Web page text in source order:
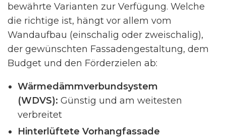
bewährte Varianten zur Verfügung. Welche
die richtige ist, hängt vor allem vom
Wandaufbau (einschalig oder zweischalig),
der gewünschten Fassadengestaltung, dem
Budget und den Förderzielen ab:
Wärmedämmverbundsystem
(WDVS): Günstig und am weitesten
verbreitet
Hinterlüftete Vorhangfassade